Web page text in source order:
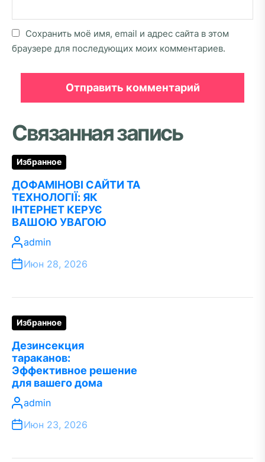
Сохранить моё имя, email и адрес сайта в этом
браузере для последующих моих комментариев.
Связанная запись
Избранное
ДОФАМІНОВІ САЙТИ ТА
ТЕХНОЛОГІЇ: ЯК
ІНТЕРНЕТ КЕРУЄ
ВАШОЮ УВАГОЮ
admin
Июн 28, 2026
Избранное
Дезинсекция
тараканов:
Эффективное решение
для вашего дома
admin
Июн 23, 2026